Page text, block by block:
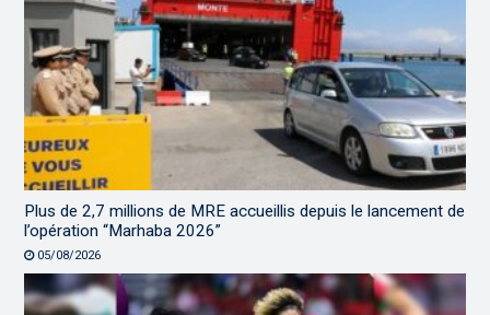
Plus de 2,7 millions de MRE accueillis depuis le lancement de
l’opération “Marhaba 2026”
05/08/2026